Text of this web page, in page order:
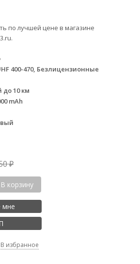
по лучшей цене в магазине
400-470, Безлицензионные
до 10 км
mAh
₽
В корзину
мне
В избранное